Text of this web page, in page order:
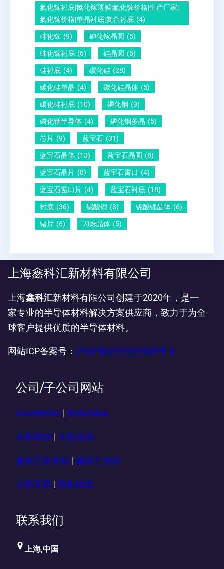
晶
圆
氮化镓衬底|氮化镓薄膜|氮化镓价格|生产厂家|
氮化镓价格|单晶衬底|复合衬底 (4)
砷化镓 (9) 砷化镓晶圆 (5)
砷化镓衬底 (6) 硅晶圆 (5)
硅衬底 (4) 碳化硅 (28)
碳化硅单晶 (4) 碳化硅晶体 (5)
碳化硅衬底 (10) 磷化铟 (9)
磷化铟半导体 (4) 磷化铟多晶 (5)
芯片 (9) 蓝宝石 (31)
蓝宝石晶体 (13) 蓝宝石晶圆 (8)
蓝宝石晶片 (8) 蓝宝石窗口 (4)
蓝宝石窗口片 (4) 蓝宝石衬底 (18)
衬底 (36) 铌酸锂 (8) 铌酸锂晶体 (6)
锗片 (6) 闪烁晶体 (5)
上海鑫科汇新材料有限公司
上海鑫科汇新材料有限公司创建于2020年，是一
家专业的半导体材料解决方案供应商，致力于为全
球客户提供优质的半导体材料。
网站ICP备案号： 沪ICP备2022022028号-4
公司/子公司网站
GoodWafer | WaferMax
火影科技 火影金晶
鑫科汇欧美站 | 鑫科汇海外
火影互联 隐私政策
联系我们
上海,中国